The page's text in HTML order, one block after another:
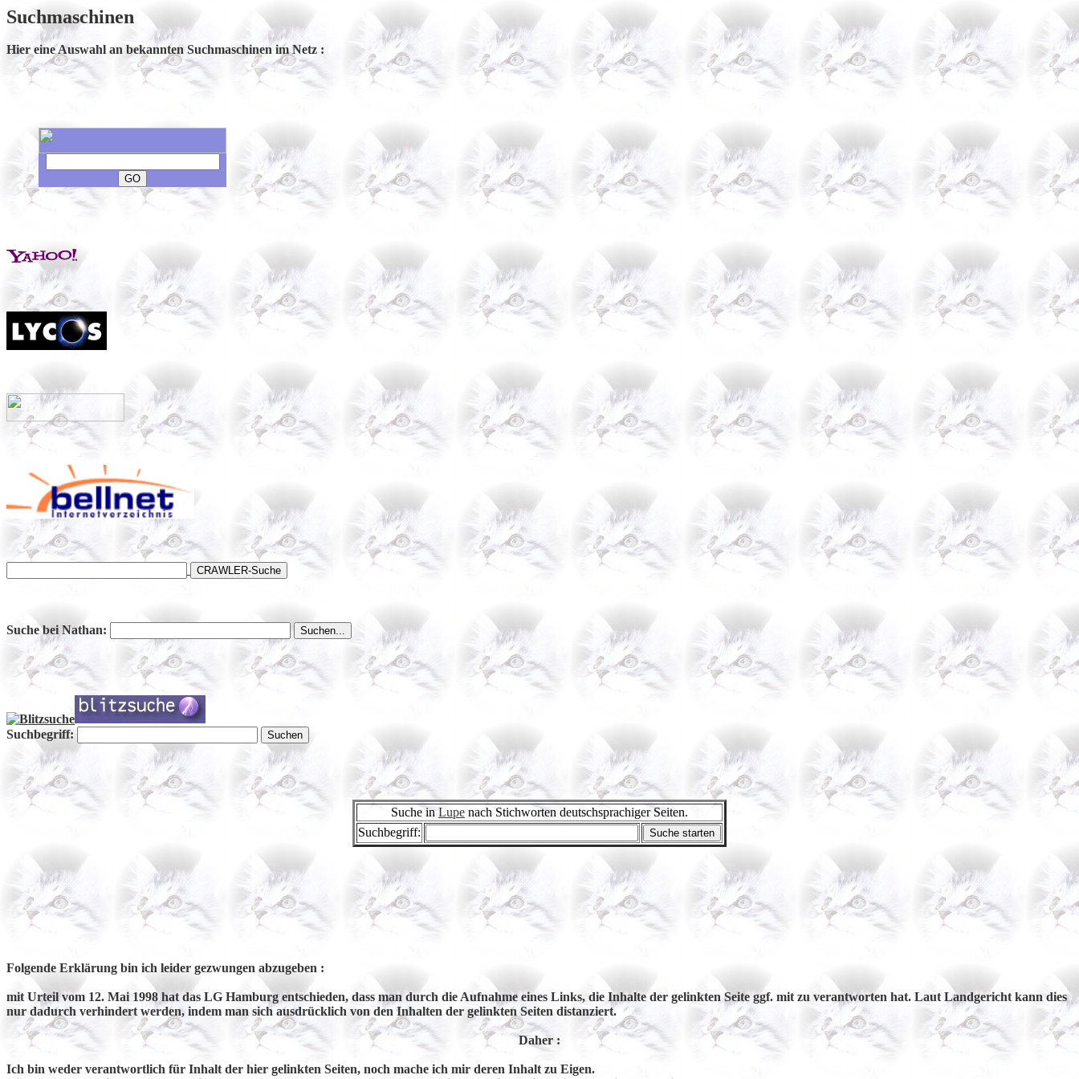
Suchmaschinen
Hier eine Auswahl an bekannten Suchmaschinen im Netz :
Suche bei Nathan:
Suchbegriff:
Suche in Lupe nach Stichworten deutschsprachiger Seiten.
Suchbegriff:
Folgende Erklärung bin ich leider gezwungen abzugeben :
mit Urteil vom 12. Mai 1998 hat das LG Hamburg entschieden, dass man durch die Aufnahme eines Links, die Inhalte der gelinkten Seite ggf. mit zu verantworten hat. Laut Landgericht kann dies
nur dadurch verhindert werden, indem man sich ausdrücklich von den Inhalten der gelinkten Seiten distanziert.
Daher :
Ich bin weder verantwortlich für Inhalt der hier gelinkten Seiten, noch mache ich mir deren Inhalt zu Eigen.